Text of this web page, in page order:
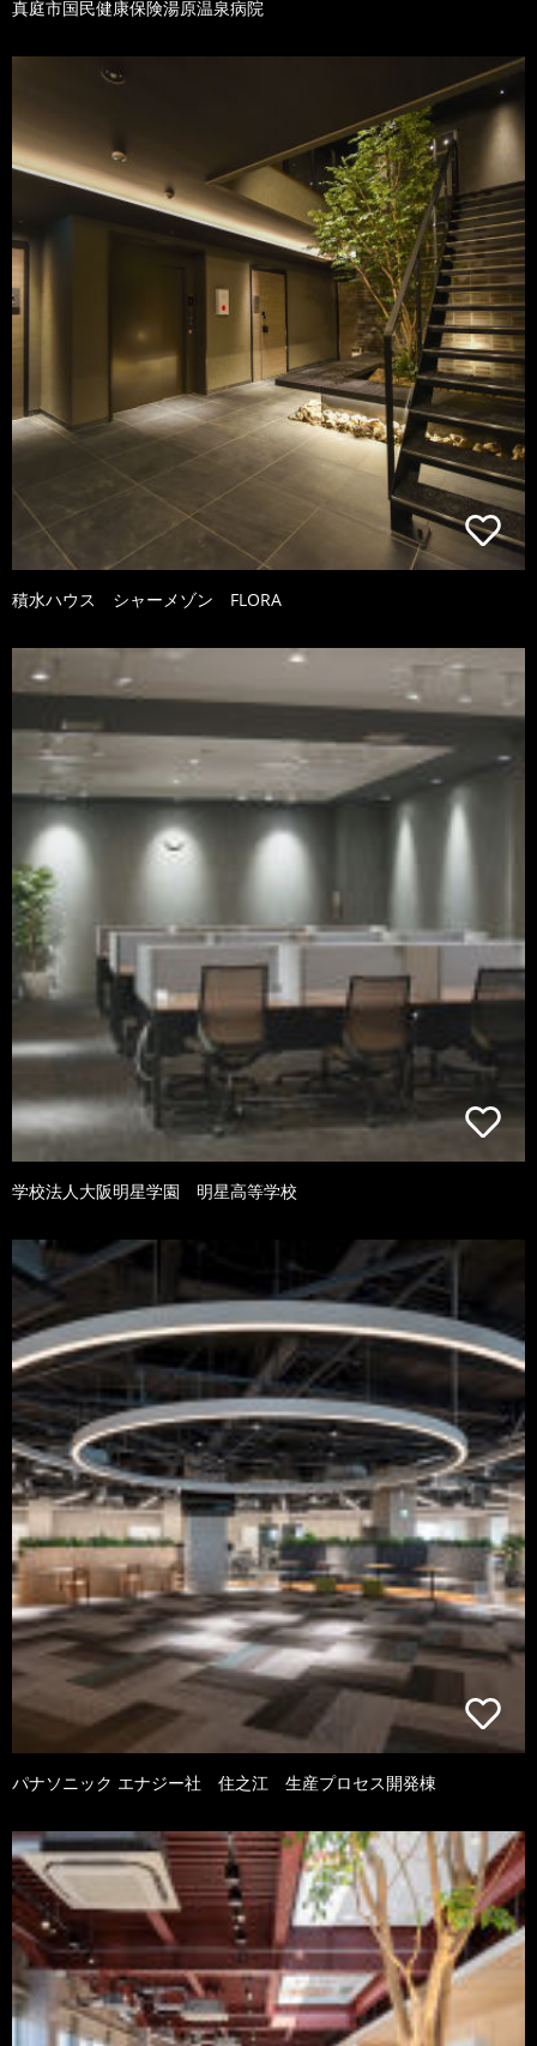
真庭市国民健康保険湯原温泉病院
積水ハウス シャーメゾン FLORA
学校法人大阪明星学園 明星高等学校
パナソニック エナジー社 住之江 生産プロセス開発棟